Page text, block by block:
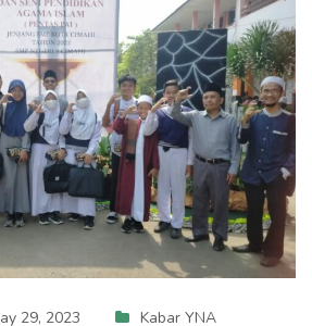
29, 2023
Kabar YNA